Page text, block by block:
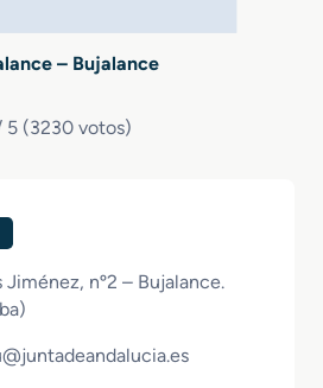
– Bujalance
5 (3230 votos)
Jiménez, nº2 – Bujalance.
)